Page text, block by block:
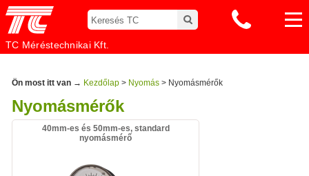
TC Méréstechnikai Kft.
Ön most itt van → Kezdőlap > Nyomás > Nyomásmérők
Nyomásmérők
40mm-es és 50mm-es, standard
nyomásmérő